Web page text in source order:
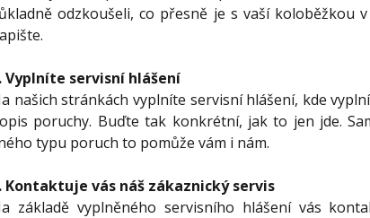
odzkoušeli, co přesně je s vaší koloběžkou
Vyplníte servisní hlášení
našich stránkách vyplníte servisní hlášení, kde
poruchy. Buďte tak konkrétní, jak to jen jde.
typu poruch to pomůže vám i nám.
Kontaktuje vás náš zákaznický servis
základě vyplněného servisního hlášení vás